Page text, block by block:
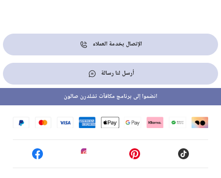
الإتصال بخدمة العملاء
أرسل لنا رسالة
انضموا إلى برنامج مكافآت تشلدرن صالون